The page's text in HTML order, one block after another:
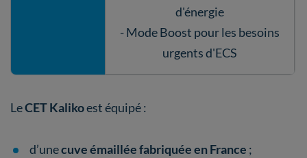
d'énergie
- Mode Boost pour les besoins
urgents d'ECS
LeCET Kalikoest équipé :
d’unecuve émaillée fabriquée en France ;